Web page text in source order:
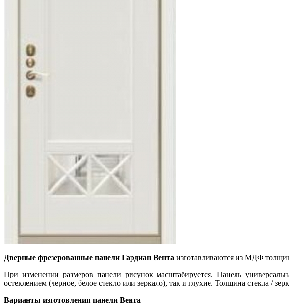
Дверные фрезерованные панели Гардиан Вента изготавливаются из МДФ
При изменении размеров панели рисунок масштабируется. Панель
остеклением (черное, белое стекло или зеркало), так и глухие. Толщина стекла /
Варианты изготовления панели Вента